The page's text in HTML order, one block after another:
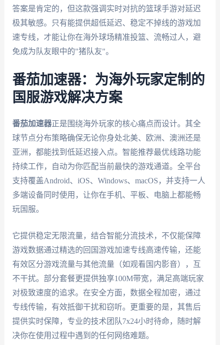
答案是肯定的，但这款强调实时对抗的篮球手游对延迟
极其敏感。只有能提供超低延迟、稳定不掉线的游戏加
速专线，才能让你在海外球场精准投篮、流畅过人，避
免成为队友眼中的"猪队友"。
番茄加速器：为海外玩家定制的
国服游戏解决方案
番茄加速器正是围绕海外玩家的核心痛点而设计。其全
球节点分布策略确保无论你身处北美、欧洲、澳洲还是
亚洲，都能找到低延迟接入点。智能推荐最优线路功能
持续工作，自动为你匹配当前最快的游戏通道。全平台
支持覆盖Android、iOS、Windows、macOS，并支持一人
多端设备同时使用，让你在手机、平板、电脑上都能畅
玩国服。
它提供稳定无限流量，结合智能分流技术，不仅能保障
游戏数据通过精选的回国游戏加速专线高速传输，还能
有效区分游戏流量与其他流量（如观看国内影音），互
不干扰。部分套餐更提供独享100M带宽，满足高端玩家
对极致速度的追求。在安全方面，数据全程加密，通过
专线传输，有效抵御干扰和窃听。更重要的是，其售后
提供实时保障，专业的技术团队7x24小时待命，随时解
决你在使用过程中遇到的任何网络难题。